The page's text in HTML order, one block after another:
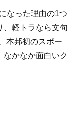
なった理由の1つ
、軽トラなら文句
本邦初のスポー
なかなか面白いク